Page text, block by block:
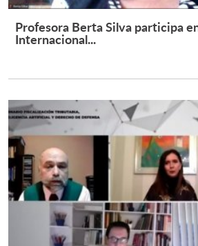
Profesora Berta Silva participa
Internacional...